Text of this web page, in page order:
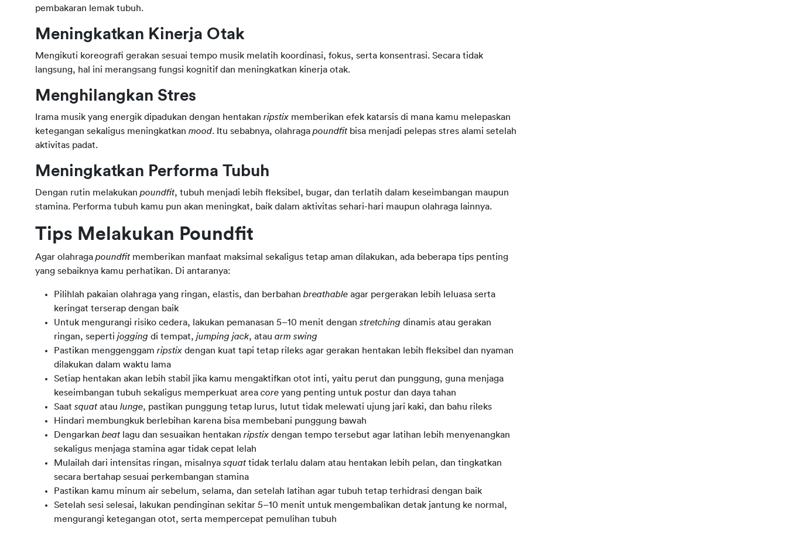
pembakaran lemak tubuh.
Meningkatkan Kinerja Otak
Mengikuti koreografi gerakan sesuai tempo musik melatih koordinasi, fokus, serta konsentrasi. Secara tidak
langsung, hal ini merangsang fungsi kognitif dan meningkatkan kinerja otak.
Menghilangkan Stres
Irama musik yang energik dipadukan dengan hentakan ripstix memberikan efek katarsis di mana kamu melepaskan
ketegangan sekaligus meningkatkan mood. Itu sebabnya, olahraga poundfit bisa menjadi pelepas stres alami setelah
aktivitas padat.
Meningkatkan Performa Tubuh
Dengan rutin melakukan poundfit, tubuh menjadi lebih fleksibel, bugar, dan terlatih dalam keseimbangan maupun
stamina. Performa tubuh kamu pun akan meningkat, baik dalam aktivitas sehari-hari maupun olahraga lainnya.
Tips Melakukan Poundfit
Agar olahraga poundfit memberikan manfaat maksimal sekaligus tetap aman dilakukan, ada beberapa tips penting
yang sebaiknya kamu perhatikan. Di antaranya:
Pilihlah pakaian olahraga yang ringan, elastis, dan berbahan breathable agar pergerakan lebih leluasa serta
keringat terserap dengan baik
Untuk mengurangi risiko cedera, lakukan pemanasan 5–10 menit dengan stretching dinamis atau gerakan
ringan, seperti jogging di tempat, jumping jack, atau arm swing
Pastikan menggenggam ripstix dengan kuat tapi tetap rileks agar gerakan hentakan lebih fleksibel dan nyaman
dilakukan dalam waktu lama
Setiap hentakan akan lebih stabil jika kamu mengaktifkan otot inti, yaitu perut dan punggung, guna menjaga
keseimbangan tubuh sekaligus memperkuat area core yang penting untuk postur dan daya tahan
Saat squat atau lunge, pastikan punggung tetap lurus, lutut tidak melewati ujung jari kaki, dan bahu rileks
Hindari membungkuk berlebihan karena bisa membebani punggung bawah
Dengarkan beat lagu dan sesuaikan hentakan ripstix dengan tempo tersebut agar latihan lebih menyenangkan
sekaligus menjaga stamina agar tidak cepat lelah
Mulailah dari intensitas ringan, misalnya squat tidak terlalu dalam atau hentakan lebih pelan, dan tingkatkan
secara bertahap sesuai perkembangan stamina
Pastikan kamu minum air sebelum, selama, dan setelah latihan agar tubuh tetap terhidrasi dengan baik
Setelah sesi selesai, lakukan pendinginan sekitar 5–10 menit untuk mengembalikan detak jantung ke normal,
mengurangi ketegangan otot, serta mempercepat pemulihan tubuh